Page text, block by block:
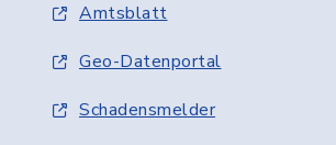
Amtsblatt
Geo-Datenportal
Schadensmelder